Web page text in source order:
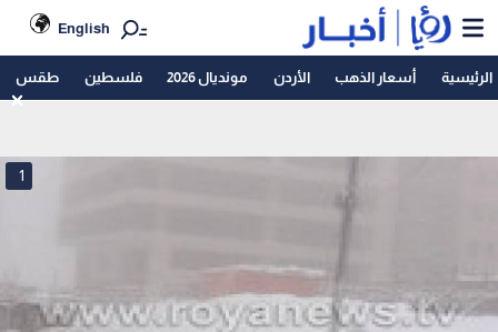
English
الرئيسية أسعار الذهب الأردن مونديال 2026 فلسطين طقس
1